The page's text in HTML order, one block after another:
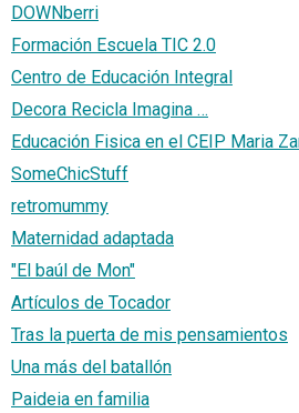
DOWNberri
Formación Escuela TIC 2.0
Centro de Educación Integral
Decora Recicla Imagina …
Educación Fisica en el CEIP Maria
SomeChicStuff
retromummy
Maternidad adaptada
"El baúl de Mon"
Artículos de Tocador
Tras la puerta de mis pensamientos
Una más del batallón
Paideia en familia